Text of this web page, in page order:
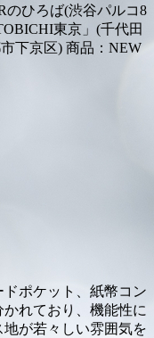
のひろば(渋谷パルコ8
東京」(千代田
下京区) 商品：NEW
ドポケット、紙幣コン
れており、機能性に
が若々しい雰囲気を